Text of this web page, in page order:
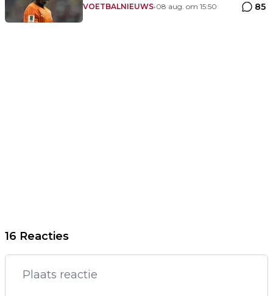
VOETBALNIEUWS•08 aug. om 15:50 85
16 Reacties